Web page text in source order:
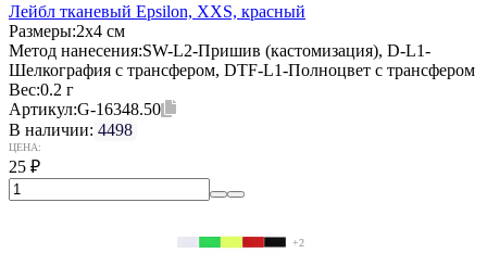
Лейбл тканевый Epsilon, XXS, красный
Размеры:2х4 см
Метод нанесения:SW-L2-Пришив (кастомизация), D-L1-
Шелкография с трансфером, DTF-L1-Полноцвет с трансфером
Вес:0.2 г
Артикул:G-16348.50
В наличии: 4498
ЦЕНА:
25 ₽
+2